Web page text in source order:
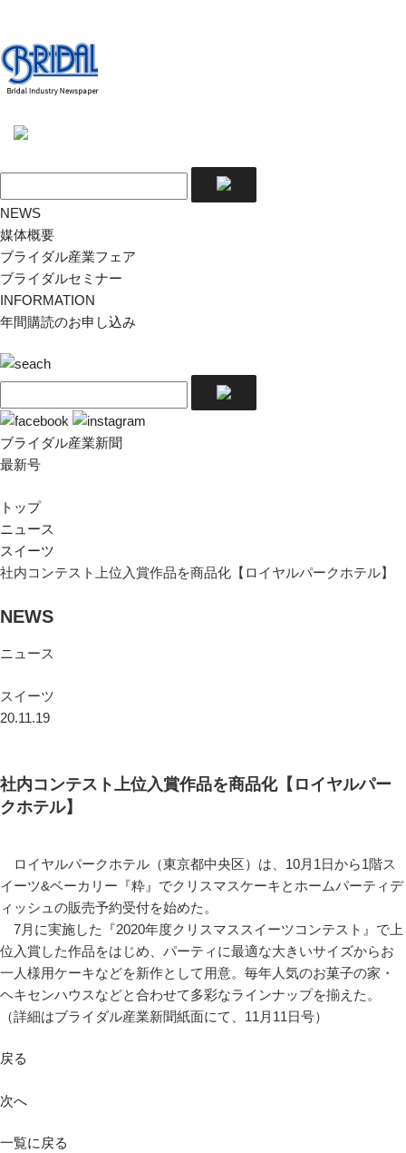
NEWS
媒体概要
ブライダル産業フェア
ブライダルセミナー
INFORMATION
年間購読のお申し込み
ブライダル産業新聞
最新号
トップ
ニュース
スイーツ
社内コンテスト上位入賞作品を商品化【ロイヤルパークホテル】
NEWS
ニュース
スイーツ
20.11.19
社内コンテスト上位入賞作品を商品化【ロイヤルパー
クホテル】
ロイヤルパークホテル（東京都中央区）は、10月1日から1階ス
イーツ&ベーカリー『粋』でクリスマスケーキとホームパーティデ
ィッシュの販売予約受付を始めた。
7月に実施した『2020年度クリスマススイーツコンテスト』で上
位入賞した作品をはじめ、パーティに最適な大きいサイズからお
一人様用ケーキなどを新作として用意。毎年人気のお菓子の家・
ヘキセンハウスなどと合わせて多彩なラインナップを揃えた。
（詳細はブライダル産業新聞紙面にて、11月11日号）
戻る
次へ
一覧に戻る